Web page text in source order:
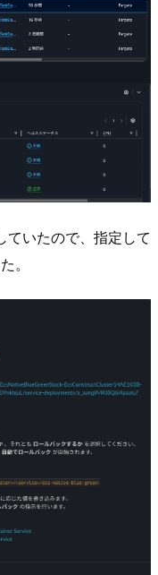
ていたので、指定して
。